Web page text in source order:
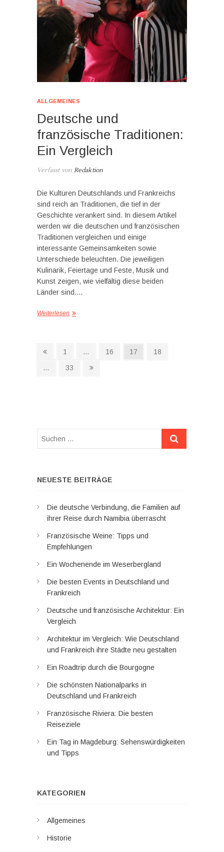
ALLGEMEINES
Deutsche und
französische Traditionen:
Ein Vergleich
Verfasst von Redaktion
Die Kulturen Deutschlands und Frankreichs
sind reich an Traditionen, die tief in der
Geschichte verankert sind. In diesem Artikel
werden wir die deutschen und französischen
Traditionen vergleichen und einige
interessante Gemeinsamkeiten sowie
Unterschiede beleuchten. Die jeweiligen
Kulinarik, Feiertage und Feste, Musik und
Kunst zeigen, wie vielfältig diese beiden
Länder sind.…
Weiterlesen
Seitennummerierung
der
Vorherige
Seite
1 … Seite
16 Seite
17 Seite
18
…
Seite
33
Nächste
Suchen
NEUESTE BEITRÄGE
Die deutsche Verbindung, die Familien auf
ihrer Reise durch Namibia überrascht
Französische Weine: Tipps und
Empfehlungen
Ein Wochenende im Weserbergland
Die besten Events in Deutschland und
Frankreich
Deutsche und französische Architektur: Ein
Vergleich
Architektur im Vergleich: Wie Deutschland
und Frankreich ihre Städte neu gestalten
Ein Roadtrip durch die Bourgogne
Die schönsten Nationalparks in
Deutschland und Frankreich
Französische Riviera: Die besten
Reiseziele
Ein Tag in Magdeburg: Sehenswürdigkeiten
und Tipps
KATEGORIEN
Allgemeines
Historie